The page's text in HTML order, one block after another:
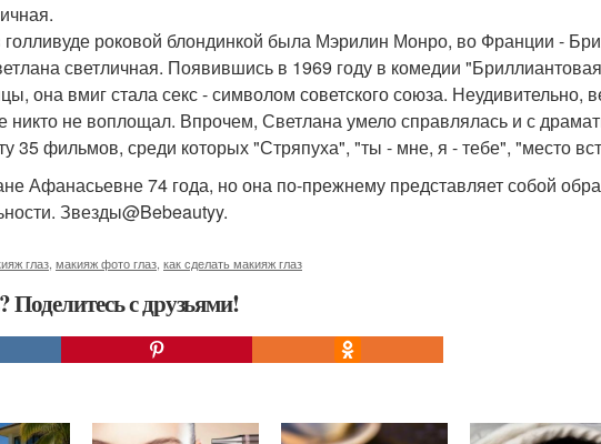
голливуде роковой блондинкой была Мэрилин Монро, во Франции -
светличная. Появившись в 1969 году в комедии
она вмиг стала секс - символом советского союза. Неудивительно,
не воплощал. Впрочем, Светлана умело справлялась и с
35 фильмов, среди которых "Стряпуха", "ты - мне, я - тебе", "место
Афанасьевне 74 года, но она по-прежнему представляет собой
Звезды@Bebeautyy.
глаз макияж фото глаз как сделать макияж глаз
Поделитесь с друзьями!